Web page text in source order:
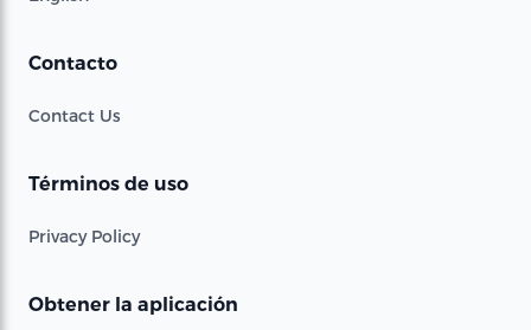
Contacto
Contact Us
Términos de uso
Privacy Policy
Obtener la aplicación